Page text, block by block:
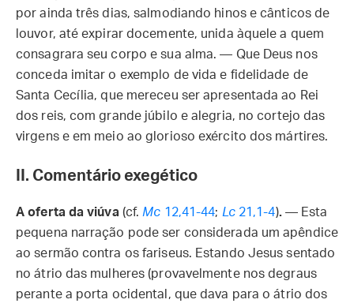
por ainda três dias, salmodiando hinos e cânticos de
louvor, até expirar docemente, unida àquele a quem
consagrara seu corpo e sua alma. — Que Deus nos
conceda imitar o exemplo de vida e fidelidade de
Santa Cecília, que mereceu ser apresentada ao Rei
dos reis, com grande júbilo e alegria, no cortejo das
virgens e em meio ao glorioso exército dos mártires.
II. Comentário exegético
A oferta da viúva (cf. Mc 12,41-44; Lc21,1-4).— Esta
pequena narração pode ser considerada um apêndice
ao sermão contra os fariseus. Estando Jesus sentado
no átrio das mulheres (provavelmente nos degraus
perante a porta ocidental, que dava para o átrio dos